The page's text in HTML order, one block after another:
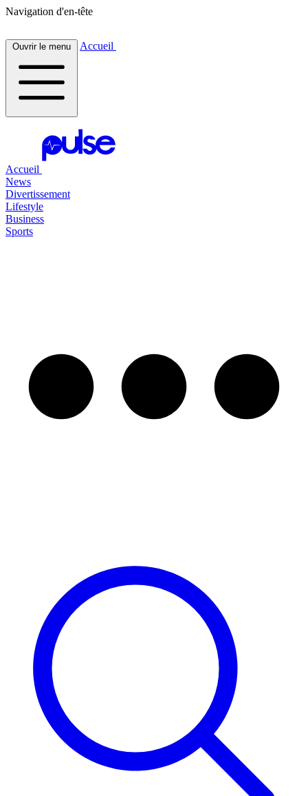
Navigation d'en-tête
Ouvrir le menu Accueil
Accueil
News
Divertissement
Lifestyle
Business
Sports